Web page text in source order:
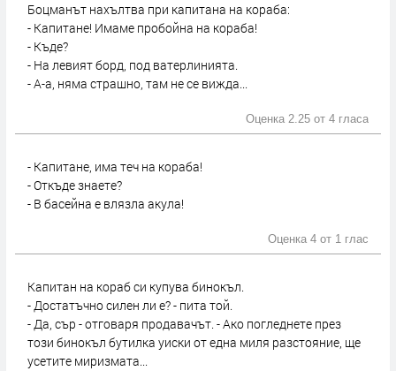
Боцманът нахълтва при капитана на кораба:
- Капитане! Имаме пробойна на кораба!
- Къде?
- На левият борд, под ватерлинията.
- А-а, няма страшно, там не се вижда...
Оценка 2.25 от 4 гласа
- Капитане, има теч на кораба!
- Откъде знаете?
- В басейна е влязла акула!
Оценка 4 от 1 глас
Капитан на кораб си купува бинокъл.
- Достатъчно силен ли е? - пита той.
- Да, сър - отговаря продавачът. - Ако погледнете през
този бинокъл бутилка уиски от една миля разстояние, ще
усетите миризмата...